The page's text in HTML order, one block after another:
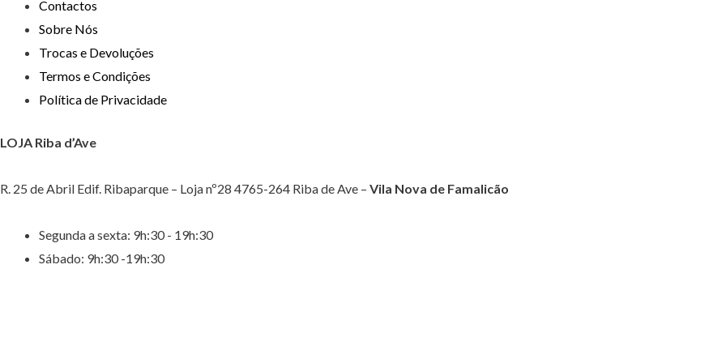
Contactos
Sobre Nós
Trocas e Devoluções
Termos e Condições
Política de Privacidade
LOJA Riba d’Ave
R. 25 de Abril Edif. Ribaparque – Loja nº28 4765-264 Riba de Ave – Vila Nova de Famalicão
Segunda a sexta: 9h:30 - 19h:30
Sábado: 9h:30 -19h:30